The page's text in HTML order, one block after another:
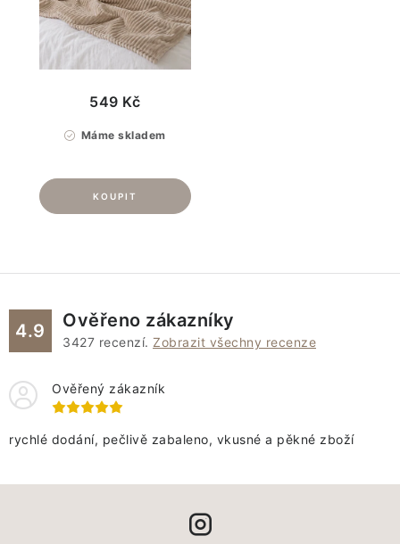
Máme skladem
549 Kč
4.9 Ověřeno zákazníky
3427 recenzí. Zobrazit všechny recenze
Ověřený zákazník
rychlé dodání, pečlivě zabaleno, vkusné a pěkné zboží